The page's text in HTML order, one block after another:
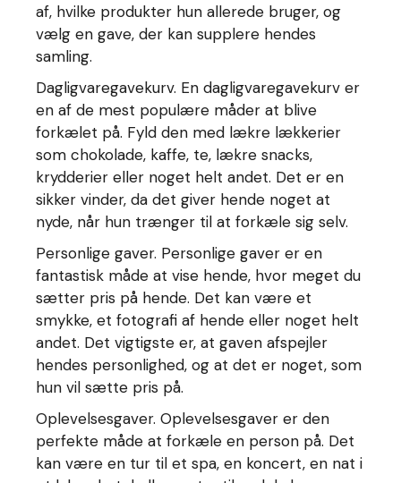
af, hvilke produkter hun allerede bruger, og
vælg en gave, der kan supplere hendes
samling.
Dagligvaregavekurv. En dagligvaregavekurv er
en af de mest populære måder at blive
forkælet på. Fyld den med lækre lækkerier
som chokolade, kaffe, te, lækre snacks,
krydderier eller noget helt andet. Det er en
sikker vinder, da det giver hende noget at
nyde, når hun trænger til at forkæle sig selv.
Personlige gaver. Personlige gaver er en
fantastisk måde at vise hende, hvor meget du
sætter pris på hende. Det kan være et
smykke, et fotografi af hende eller noget helt
andet. Det vigtigste er, at gaven afspejler
hendes personlighed, og at det er noget, som
hun vil sætte pris på.
Oplevelsesgaver. Oplevelsesgaver er den
perfekte måde at forkæle en person på. Det
kan være en tur til et spa, en koncert, en nat i